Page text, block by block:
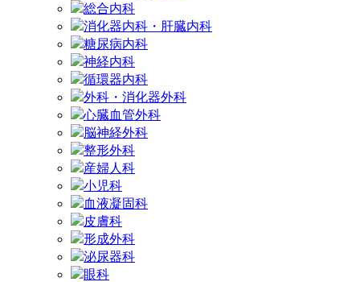
総合内科
消化器内科・肝臓内科
糖尿病内科
神経内科
循環器内科
外科・消化器外科
心臓血管外科
脳神経外科
整形外科
産婦人科
小児科
血液凝固科
皮膚科
形成外科
泌尿器科
眼科